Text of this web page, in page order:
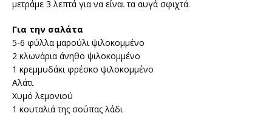
μετράμε 3 λεπτά για να είναι τα αυγά σφιχτά.
Για την σαλάτα
5-6 φύλλα μαρούλι ψιλοκομμένο
2 κλωνάρια άνηθο ψιλοκομμένο
1 κρεμμυδάκι φρέσκο ψιλοκομμένο
Αλάτι
Χυμό λεμονιού
1 κουταλιά της σούπας λάδι